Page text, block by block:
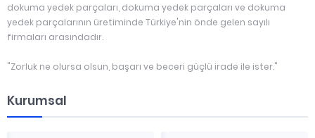
dokuma yedek parçaları, dokuma yedek parçaları ve dokuma
yedek parçalarının üretiminde Türkiye'nin önde gelen sayılı
firmaları arasındadır.
"Zorluk ne olursa olsun, başarı ve beceri güçlü irade ile ister."
Kurumsal